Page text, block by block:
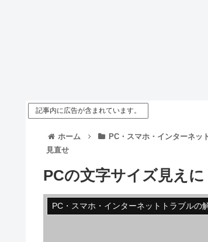
記事内に広告が含まれています。
ホーム PC・スマホ・インターネッ
見直せ
PCの文字サイズ見え
PC・スマホ・インターネットトラブルの